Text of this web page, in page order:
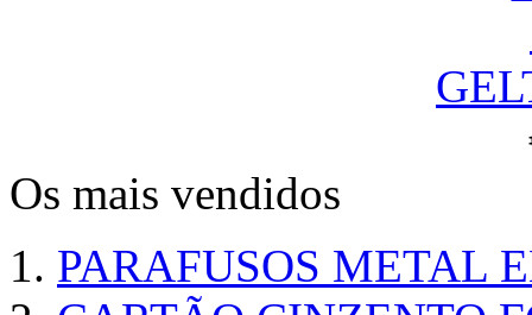
Os mais vendidos
PARAFUSOS METAL